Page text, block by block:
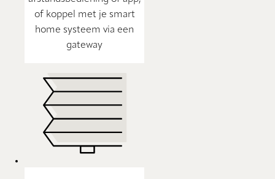
of koppel met je smart
home systeem via een
gateway